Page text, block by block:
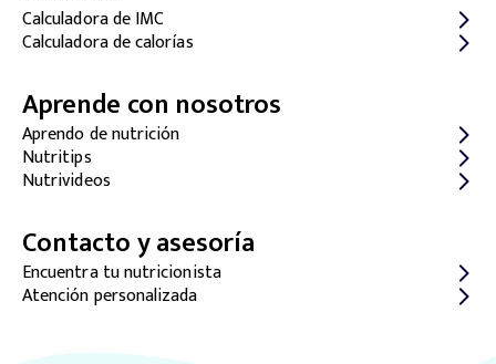
Calculadora de IMC
Calculadora de calorías
Aprende con nosotros
Aprendo de nutrición
Nutritips
Nutrivideos
Contacto y asesoría
Encuentra tu nutricionista
Atención personalizada